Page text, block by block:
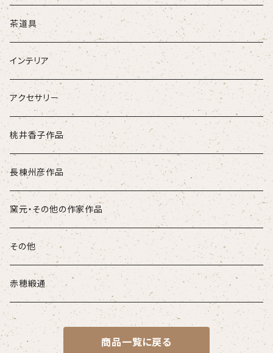
茶道具
インテリア
アクセサリ－
桃井香子作品
長棟州彦作品
窯元・その他の作家作品
その他
赤穂緞通
商品一覧に戻る